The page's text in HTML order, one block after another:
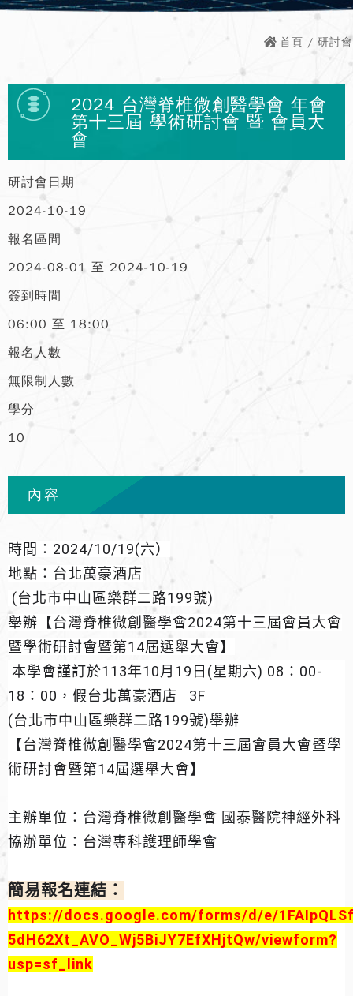
首頁 / 研討會
2024 台灣脊椎微創醫學會 年會
第十三屆 學術研討會 暨 會員大
會
研討會日期
2024-10-19
報名區間
2024-08-01 至 2024-10-19
簽到時間
06:00 至 18:00
報名人數
無限制人數
學分
10
內容
時間：2024/10/19(六）
地點：台北萬豪酒店
(台北市中山區樂群二路199號)
舉辦【台灣脊椎微創醫學會2024第十三屆會員大會
暨學術研討會暨第14屆選舉大會】
本學會謹訂於113年10月19日(星期六) 08：00-
18：00，假台北萬豪酒店 3F
(台北市中山區樂群二路199號)舉辦
【台灣脊椎微創醫學會2024第十三屆會員大會暨學
術研討會暨第14屆選舉大會】
主辦單位：台灣脊椎微創醫學會 國泰醫院神經外科
協辦單位：台灣專科護理師學會
簡易報名連結：
https://docs.google.com/forms/d/e/
5dH62Xt_AVO_Wj5BiJY7EfXHjtQw/viewform?
usp=sf_link